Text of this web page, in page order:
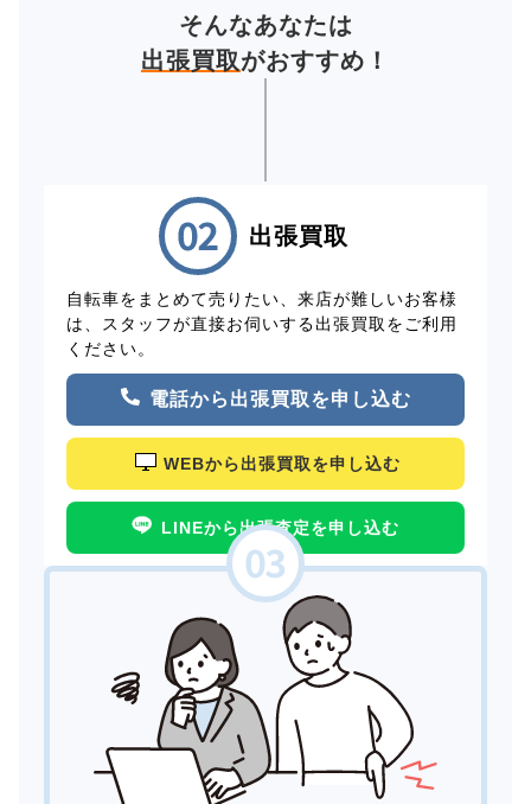
そんなあなたは
出張買取がおすすめ！
出張買取
自転車をまとめて売りたい、来店が難しいお客様
は、スタッフが直接お伺いする出張買取をご利用
ください。
電話から出張買取を申し込む
WEBから出張買取を申し込む
LINEから出張査定を申し込む